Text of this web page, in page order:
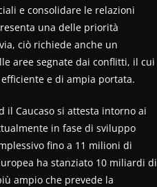
e consolidare le relazioni
una delle priorità
ciò richiede anche un
aree segnate dai conflitti, il cui
e di ampia portata.
il Caucaso si attesta intorno ai
in fase di sviluppo
fino a 11 milioni di
ha stanziato 10 miliardi di
ampio che prevede la